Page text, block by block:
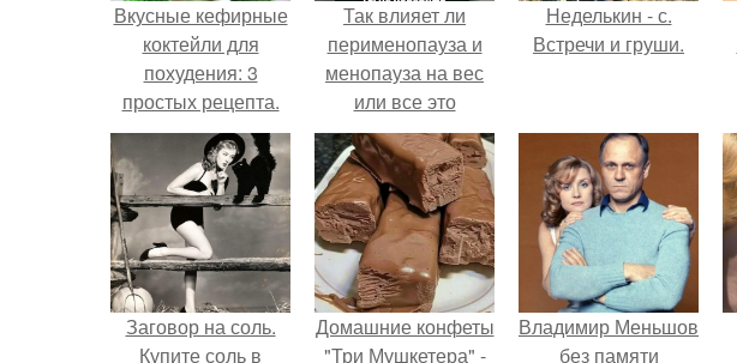
Вкусные кефирные
коктейли для
похудения: 3
простых рецепта.
Так влияет ли
перименопауза и
менопауза на вес
или все это
ерунда?
Неделькин - с.
Встречи и груши.
Заговор на соль.
Купите соль в
Домашние конфеты
"Три Мушкетера" -
Владимир Меньшов
без памяти